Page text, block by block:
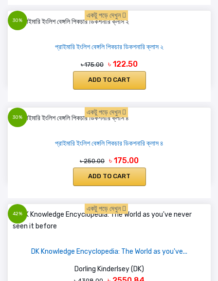
30%
একটু পড়ে দেখুন
প্রাইমারি ইংলিশ বেঙ্গলি পিকচার ডিকশনারি ক্লাস ২
৳ 175.00 ৳ 122.50
ADD TO CART
30%
একটু পড়ে দেখুন
প্রাইমারি ইংলিশ বেঙ্গলি পিকচার ডিকশনারি ক্লাস ৪
৳ 250.00 ৳ 175.00
ADD TO CART
42%
একটু পড়ে দেখুন
DK Knowledge Encyclopedia: The World as you've...
Dorling Kinderlsey (DK)